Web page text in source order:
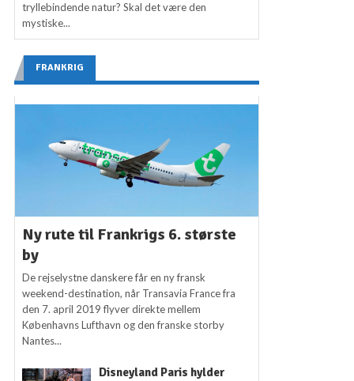
tryllebindende natur? Skal det være den
mystiske...
FRANKRIG
Ny rute til Frankrigs 6. største
by
De rejselystne danskere får en ny fransk
weekend-destination, når Transavia France fra
den 7. april 2019 flyver direkte mellem
Københavns Lufthavn og den franske storby
Nantes...
Disneyland Paris hylder